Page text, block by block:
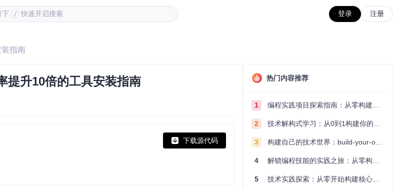
下 / 快速开启搜索 登录 注册
指南
提升10倍的工具安装指南
下载源代码
热门内容推荐
1 编程实践项目探索指南：从零构建技术能力体系
2 技术解构式学习：从0到1构建你的编程知识体系
3 构建自己的技术世界：build-your-own-x项目的实践探索指南
4 解锁编程技能的实践之旅：从零构建你的技术世界
5 技术实践探索：从零开始构建核心系统的实践指南